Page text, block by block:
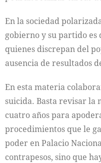
En la sociedad
gobierno y su partido
quienes discrepan del
ausencia de resultados
En esta materia
suicida. Basta revisar la
cuatro años para
procedimientos que le
poder en Palacio
contrapesos, sino que